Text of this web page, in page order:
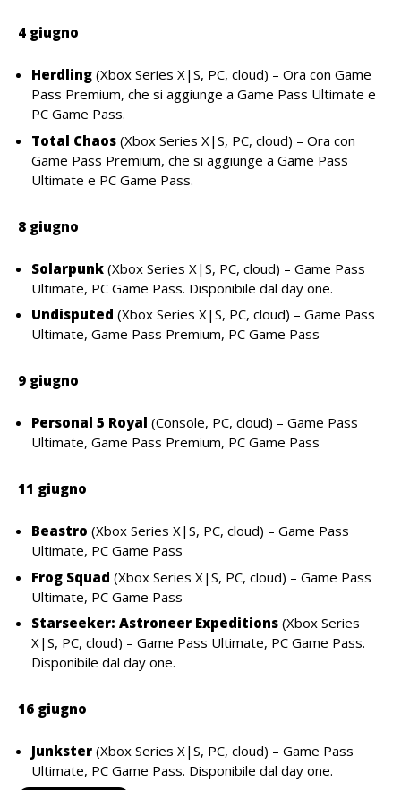
4 giugno
Herdling (Xbox Series X|S, PC, cloud) – Ora con Game
Pass Premium, che si aggiunge a Game Pass Ultimate e
PC Game Pass.
Total Chaos (Xbox Series X|S, PC, cloud) – Ora con
Game Pass Premium, che si aggiunge a Game Pass
Ultimate e PC Game Pass.
8 giugno
Solarpunk (Xbox Series X|S, PC, cloud) – Game Pass
Ultimate, PC Game Pass. Disponibile dal day one.
Undisputed (Xbox Series X|S, PC, cloud) – Game Pass
Ultimate, Game Pass Premium, PC Game Pass
9 giugno
Personal 5 Royal (Console, PC, cloud) – Game Pass
Ultimate, Game Pass Premium, PC Game Pass
11 giugno
Beastro (Xbox Series X|S, PC, cloud) – Game Pass
Ultimate, PC Game Pass
Frog Squad (Xbox Series X|S, PC, cloud) – Game Pass
Ultimate, PC Game Pass
Starseeker: Astroneer Expeditions (Xbox Series
X|S, PC, cloud) – Game Pass Ultimate, PC Game Pass.
Disponibile dal day one.
16 giugno
Junkster (Xbox Series X|S, PC, cloud) – Game Pass
Ultimate, PC Game Pass. Disponibile dal day one.